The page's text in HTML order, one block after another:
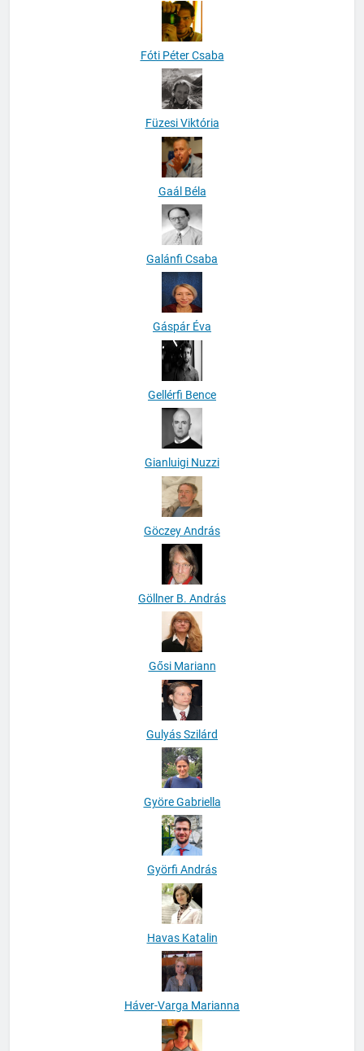
Fóti Péter Csaba
Füzesi Viktória
Gaál Béla
Galánfi Csaba
Gáspár Éva
Gellérfi Bence
Gianluigi Nuzzi
Göczey András
Göllner B. András
Gősi Mariann
Gulyás Szilárd
Györe Gabriella
Györfi András
Havas Katalin
Háver-Varga Marianna